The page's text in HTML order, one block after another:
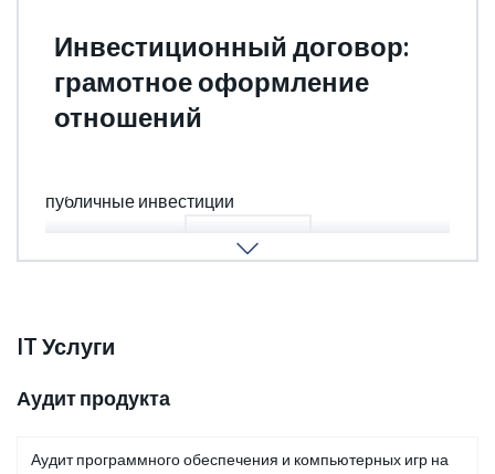
Инвестиционный договор:
грамотное оформление
отношений
публичные инвестиции
ПОДРОБНЕЕ
IT Услуги
Аудит продукта
Аудит программного обеспечения и компьютерных игр на